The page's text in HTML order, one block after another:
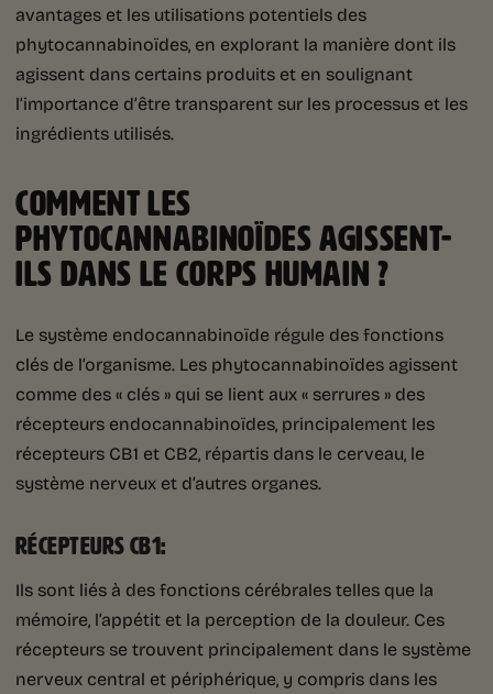
avantages et les utilisations potentiels des
phytocannabinoïdes, en explorant la manière dont ils
agissent dans certains produits et en soulignant
l’importance d’être transparent sur les processus et les
ingrédients utilisés.
COMMENT LES
PHYTOCANNABINOÏDES AGISSENT-
ILS DANS LE CORPS HUMAIN ?
Le système endocannabinoïde régule des fonctions
clés de l’organisme. Les phytocannabinoïdes agissent
comme des « clés » qui se lient aux « serrures » des
récepteurs endocannabinoïdes, principalement les
récepteurs CB1 et CB2, répartis dans le cerveau, le
système nerveux et d’autres organes.
RÉCEPTEURS CB1:
Ils sont liés à des fonctions cérébrales telles que la
mémoire, l’appétit et la perception de la douleur. Ces
récepteurs se trouvent principalement dans le système
nerveux central et périphérique, y compris dans les